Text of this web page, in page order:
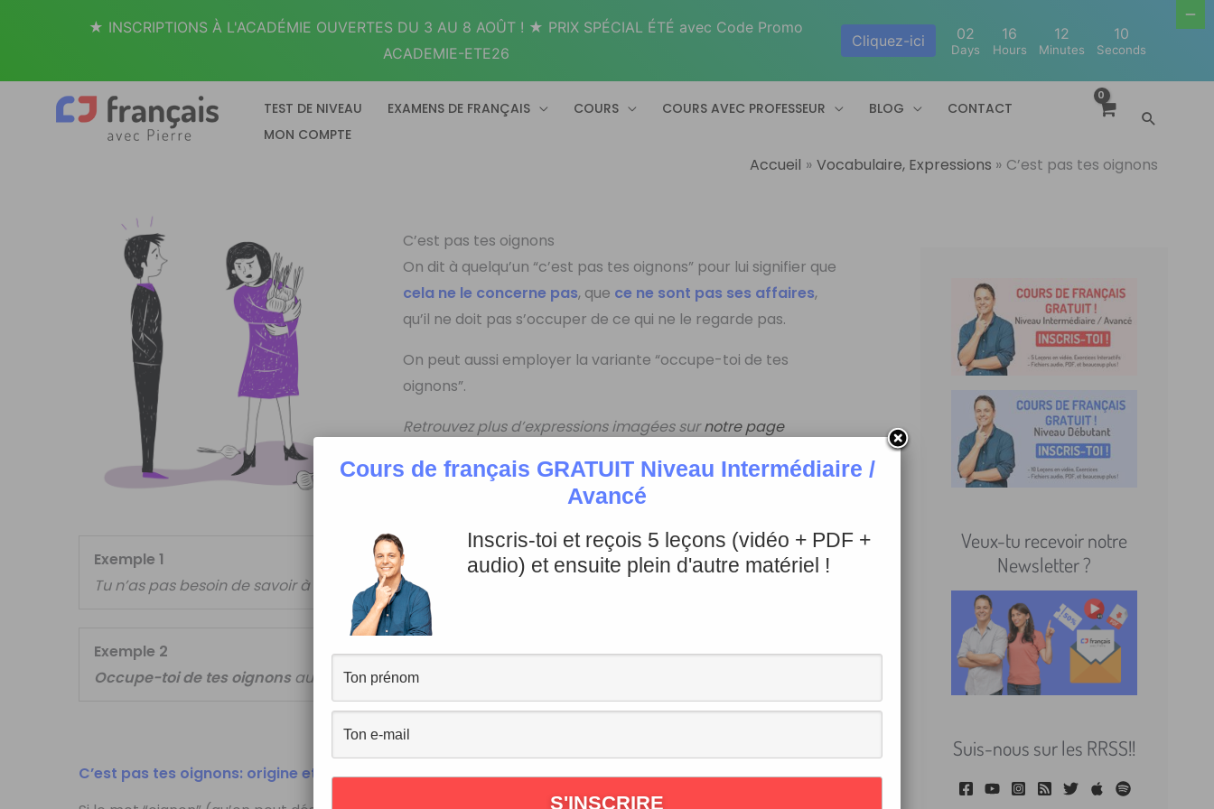
TEST DE NIVEAU EXAMENS DE FRANÇAIS COURS COURS AVEC PROFESSEUR BLOG
CONTACT
MON COMPTE
Accueil Vocabulaire, Expressions C’est pas tes oignons
C’est pas tes oignons
On dit à quelqu’un “c’est pas tes oignons” pour lui signifier que
cela ne le concerne pas, que ce ne sont pas ses affaires,
qu’il ne doit pas s’occuper de ce qui ne le regarde pas.
On peut aussi employer la variante “occupe-toi de tes
oignons”.
Retrouvez plus d’expressions imagées surnotre page
Exemple 1
Tu n’as pas besoin de savoir à qui je téléphone!
Exemple 2
Occupe-toi de tes oignonsau lieu de mettre tout le temps le nez dans mes affaires!
C’est pas tes oignons: origine et explications
Veux-tu recevoir notre
Newsletter ?
Suis-nous sur les RRSS!!
Cours de français GRATUIT Niveau Intermédiaire /
Avancé
Inscris-toi et reçois 5 leçons (vidéo + PDF +
audio) et ensuite plein d'autre matériel !
★ INSCRIPTIONS À L'ACADÉMIE OUVERTES DU 3 AU 8 AOÛT ! ★ PRIX SPÉCIAL ÉTÉ avec Code Promo
ACADEMIE-ETE26
Cliquez-ici 02
Days
16
Hours
12
Minutes
10
Seconds